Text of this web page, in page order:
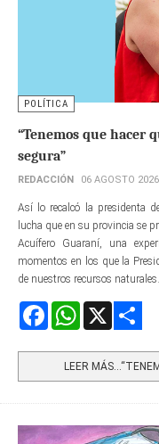
POLÍTICA
“Tenemos que hacer
segura”
REDACCIÓN 06 AGOSTO 2026
Así lo recalcó la presidenta
lucha que en su provincia se
Acuífero Guaraní, una
momentos en los que la
de nuestros recursos naturales.
FacebookWhatsApp
LEER